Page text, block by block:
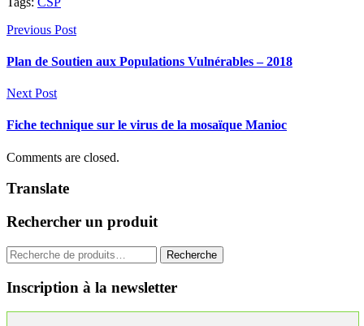
Previous Post
Plan de Soutien aux Populations Vulnérables – 2018
Next Post
Fiche technique sur le virus de la mosaïque Manioc
Comments are closed.
Translate
Rechercher un produit
Recherche
pour :
Recherche
Inscription à la newsletter